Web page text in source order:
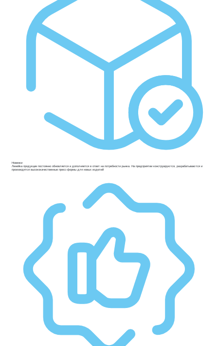
Новинки
Линейка продукции постоянно обновляется и дополняется в ответ на потребности рынка. На предприятии конструируются, разрабатываются и
производятся высококачественные пресс-формы для новых изделий